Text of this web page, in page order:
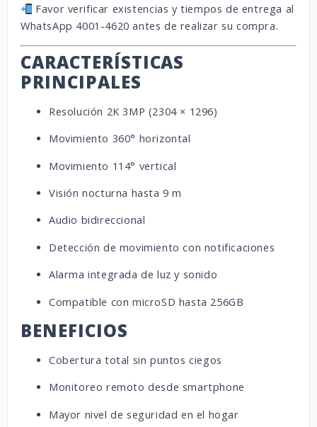
Favor verificar existencias y tiempos de entrega al
WhatsApp 4001-4620 antes de realizar su compra.
CARACTERÍSTICAS
PRINCIPALES
Resolución 2K 3MP (2304 × 1296)
Movimiento 360° horizontal
Movimiento 114° vertical
Visión nocturna hasta 9 m
Audio bidireccional
Detección de movimiento con notificaciones
Alarma integrada de luz y sonido
Compatible con microSD hasta 256GB
BENEFICIOS
Cobertura total sin puntos ciegos
Monitoreo remoto desde smartphone
Mayor nivel de seguridad en el hogar